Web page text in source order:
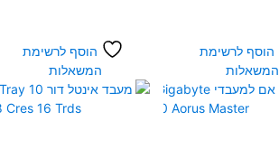
הוסף לרשימת
המשאלות
הוסף לרשימת
המשאלות